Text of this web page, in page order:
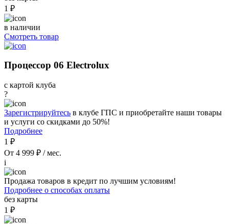
1 ₽
в наличии
Смотреть товар
Процессор 06 Electrolux
с картой клуба
?
Зарегистрируйтесь в клубе ГПС и приобретайте наши товары
и услуги со скидками до 50%!
Подробнее
1 ₽
От 4 999 ₽ / мес.
i
Продажа товаров в кредит по лучшим условиям!
Подробнее о способах оплаты
без карты
1 ₽